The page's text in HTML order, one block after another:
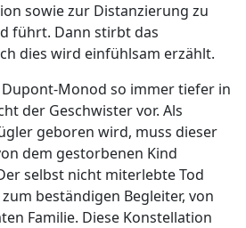
sowie zur Distanzierung zu
führt. Dann stirbt das
dies wird einfühlsam erzählt.
Monod so immer tiefer in
der Geschwister vor. Als
geboren wird, muss dieser
dem gestorbenen Kind
selbst nicht miterlebte Tod
beständigen Begleiter, von
Familie. Diese Konstellation